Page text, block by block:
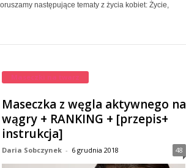
następujące tematy z życia kobiet: Życie,
Maseczki na twarz
Maseczka z węgla aktywnego na
wągry + RANKING + [przepis+
instrukcja]
Daria Sobczynek - 6 grudnia 2018 48